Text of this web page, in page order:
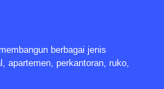
berbagai jenis
apartemen, perkantoran, ruko,